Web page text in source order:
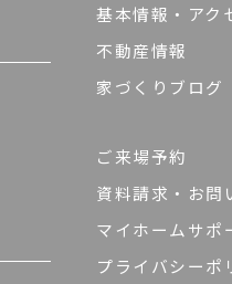
基本情報・アク
不動産情報
家づくりブログ
ご来場予約
資料請求・お問
マイホームサポ
プライバシーポ